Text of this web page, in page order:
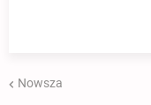
Nowsza